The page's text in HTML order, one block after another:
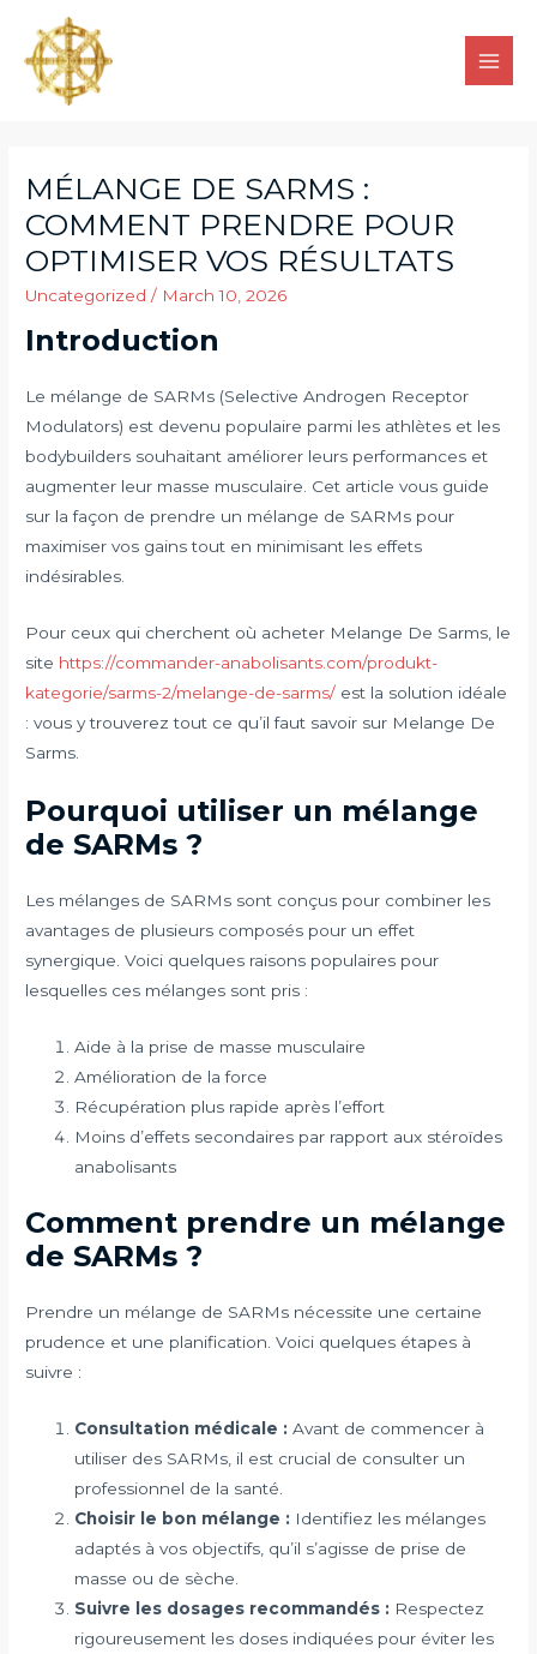
MÉLANGE DE SARMS :
COMMENT PRENDRE POUR
OPTIMISER VOS RÉSULTATS
Uncategorized / March 10, 2026
Introduction
Le mélange de SARMs (Selective Androgen Receptor
Modulators) est devenu populaire parmi les athlètes et les
bodybuilders souhaitant améliorer leurs performances et
augmenter leur masse musculaire. Cet article vous guide
sur la façon de prendre un mélange de SARMs pour
maximiser vos gains tout en minimisant les effets
indésirables.
Pour ceux qui cherchent où acheter Melange De Sarms, le
site https://commander-anabolisants.com/produkt-
kategorie/sarms-2/melange-de-sarms/ est la solution idéale
: vous y trouverez tout ce qu’il faut savoir sur Melange De
Sarms.
Pourquoi utiliser un mélange
de SARMs ?
Les mélanges de SARMs sont conçus pour combiner les
avantages de plusieurs composés pour un effet
synergique. Voici quelques raisons populaires pour
lesquelles ces mélanges sont pris :
Aide à la prise de masse musculaire
Amélioration de la force
Récupération plus rapide après l’effort
Moins d’effets secondaires par rapport aux stéroïdes
anabolisants
Comment prendre un mélange
de SARMs ?
Prendre un mélange de SARMs nécessite une certaine
prudence et une planification. Voici quelques étapes à
suivre :
Consultation médicale : Avant de commencer à
utiliser des SARMs, il est crucial de consulter un
professionnel de la santé.
Choisir le bon mélange : Identifiez les mélanges
adaptés à vos objectifs, qu’il s’agisse de prise de
masse ou de sèche.
Suivre les dosages recommandés : Respectez
rigoureusement les doses indiquées pour éviter les